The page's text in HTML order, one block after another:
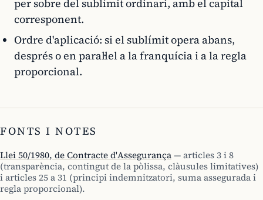
per sobre del sublímit ordinari, amb el capital
corresponent.
Ordre d'aplicació: si el sublímit opera abans,
després o en paral·lel a la franquícia i a la regla
proporcional.
FONTS I NOTES
Llei 50/1980, de Contracte d'Assegurança— articles 3 i 8
(transparència, contingut de la pòlissa, clàusules limitatives)
i articles 25 a 31 (principi indemnitzatori, suma assegurada i
regla proporcional).